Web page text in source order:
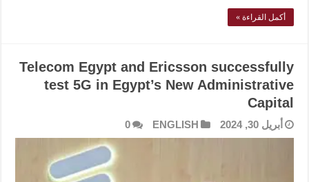
أكمل القراءة »
Telecom Egypt and Ericsson successfully
test 5G in Egypt’s New Administrative
Capital
أبريل 30, 2024 ENGLISH
0